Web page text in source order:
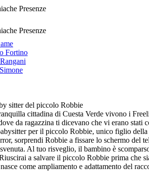
Presenze
Presenze
Fortino
sitter del piccolo Robbie
cittadina di Cuesta Verde vivono i
da ragazzina ti dicevano che vi erano
per il piccolo Robbie, unico figlio
sorprendi Robbie a fissare lo schermo del
Al tuo risveglio, il bambino è
a salvare il piccolo Robbie prima che
come ampliamento e adattamento del